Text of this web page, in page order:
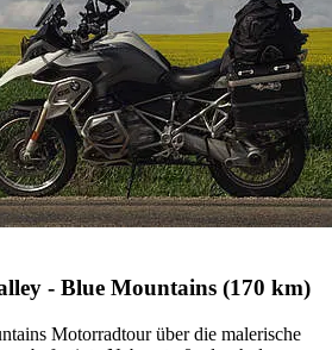
- Blue Mountains (170 km)
Motorradtour über die malerische